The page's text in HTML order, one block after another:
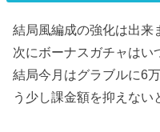
結局風編成の強化は出来
次にボーナスガチャはい
結局今月はグラブルに6
う少し課金額を抑えない